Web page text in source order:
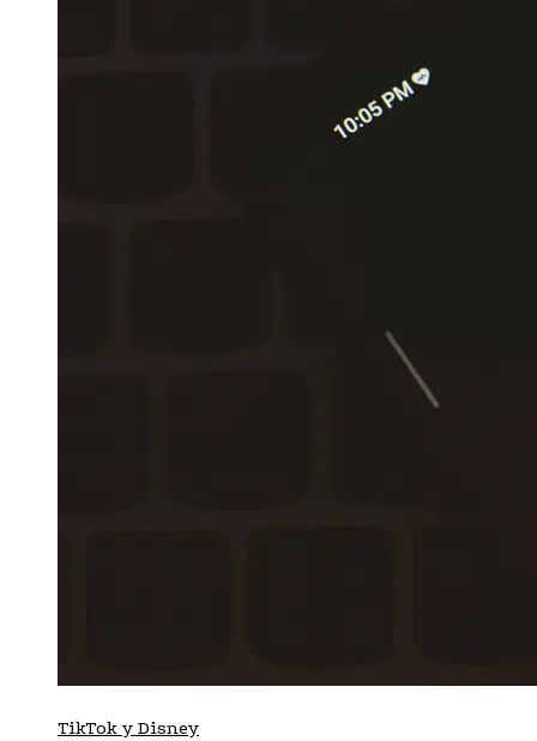
TikTok y Disney